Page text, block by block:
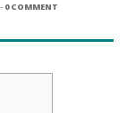
- 0 COMMENT